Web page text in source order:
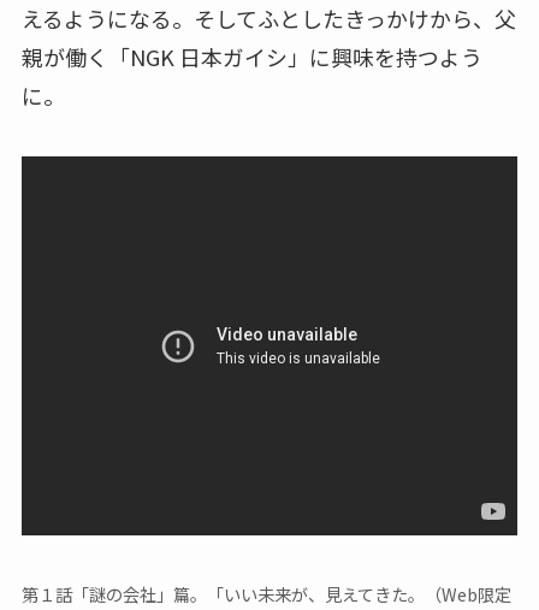
えるようになる。そしてふとしたきっかけから、父
親が働く「NGK 日本ガイシ」に興味を持つよう
に。
第１話「謎の会社」篇。「いい未来が、見えてきた。（Web限定